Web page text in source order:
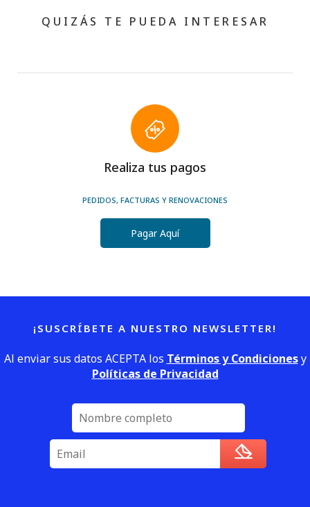
QUIZÁS TE PUEDA INTERESAR
Realiza tus pagos
PEDIDOS, FACTURAS Y RENOVACIONES
Pagar Aquí
¡SUSCRÍBETE A NUESTRO NEWSLETTER!
Al enviar sus datos ACEPTA los Términos y Condicionesy
Políticas de Privacidad